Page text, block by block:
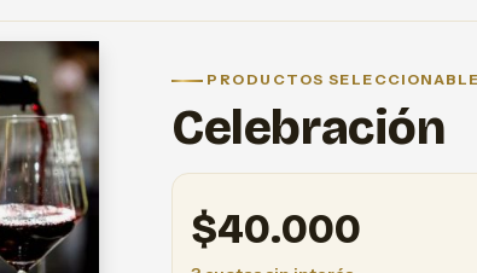
PRODUCTOS
Celebración
$40.000